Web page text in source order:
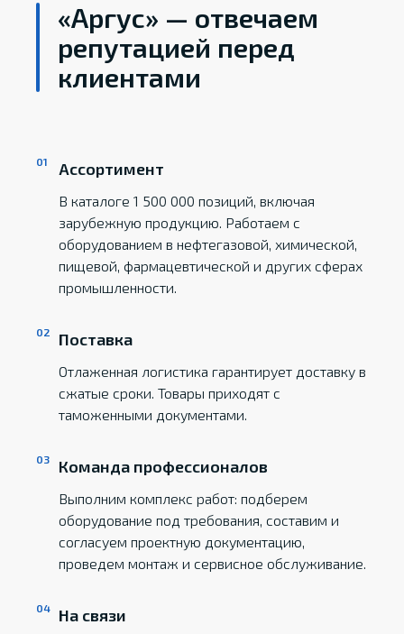
«Аргус» — отвечаем
репутацией перед
клиентами
Ассортимент
В каталоге 1 500 000 позиций, включая
зарубежную продукцию. Работаем с
оборудованием в нефтегазовой, химической,
пищевой, фармацевтической и других сферах
промышленности.
Поставка
Отлаженная логистика гарантирует доставку в
сжатые сроки. Товары приходят с
таможенными документами.
Команда профессионалов
Выполним комплекс работ: подберем
оборудование под требования, составим и
согласуем проектную документацию,
проведем монтаж и сервисное обслуживание.
На связи